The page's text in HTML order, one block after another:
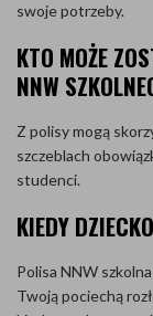
swoje potrzeby.
KTO MOŻE
NNW
Z polisy mogą
szczeblach
studenci.
KIEDY
Polisa NNW
Twoją pociechą